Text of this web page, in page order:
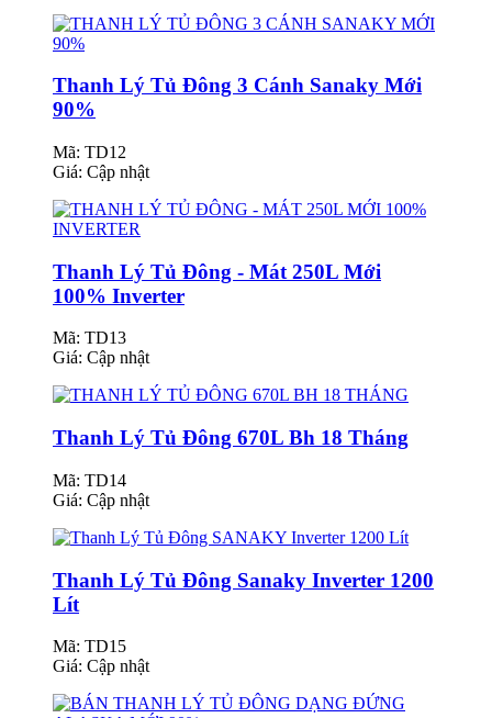
Thanh Lý Tủ Đông 3 Cánh Sanaky Mới
90%
Mã: TD12
Giá: Cập nhật
Thanh Lý Tủ Đông - Mát 250L Mới
100% Inverter
Mã: TD13
Giá: Cập nhật
Thanh Lý Tủ Đông 670L Bh 18 Tháng
Mã: TD14
Giá: Cập nhật
Thanh Lý Tủ Đông Sanaky Inverter 1200
Lít
Mã: TD15
Giá: Cập nhật